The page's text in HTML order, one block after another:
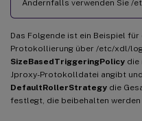
Andernfalls verwenden Sie /
Das Folgende ist ein Beispiel
Protokollierung über /etc/xdl/
SizeBasedTriggeringPolicy die
Jproxy-Protokolldatei angibt
DefaultRollerStrategy die
festlegt, die beibehalten werden